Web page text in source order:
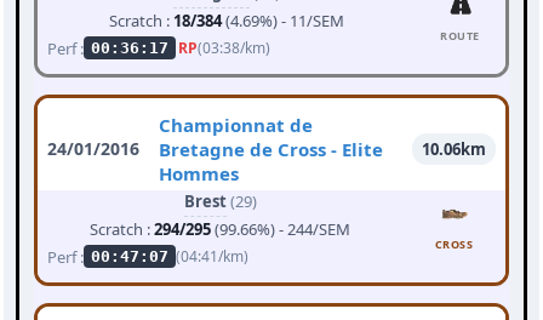
Scratch : 18/384(4.69%) - 11/SEM
Perf : 00:36:17 RP(03:38/km)
ROUTE
24/01/2016
Championnat de
Bretagne de Cross - Elite
Hommes
10.06km
Brest(29)
Scratch :294/295(99.66%) - 244/SEM
Perf : 00:47:07 (04:41/km)
CROSS